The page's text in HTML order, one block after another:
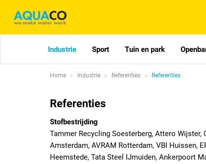
Industrie Sport Tuin en park
Home Industrie Referenties Referenties
Referenties
Stofbestrijding
Tammer Recycling Soesterberg, Attero Wijster,
Amsterdam, AVRAM Rotterdam, VBI Huissen,
Heemstede, Tata Steel IJmuiden, Ankerpoort